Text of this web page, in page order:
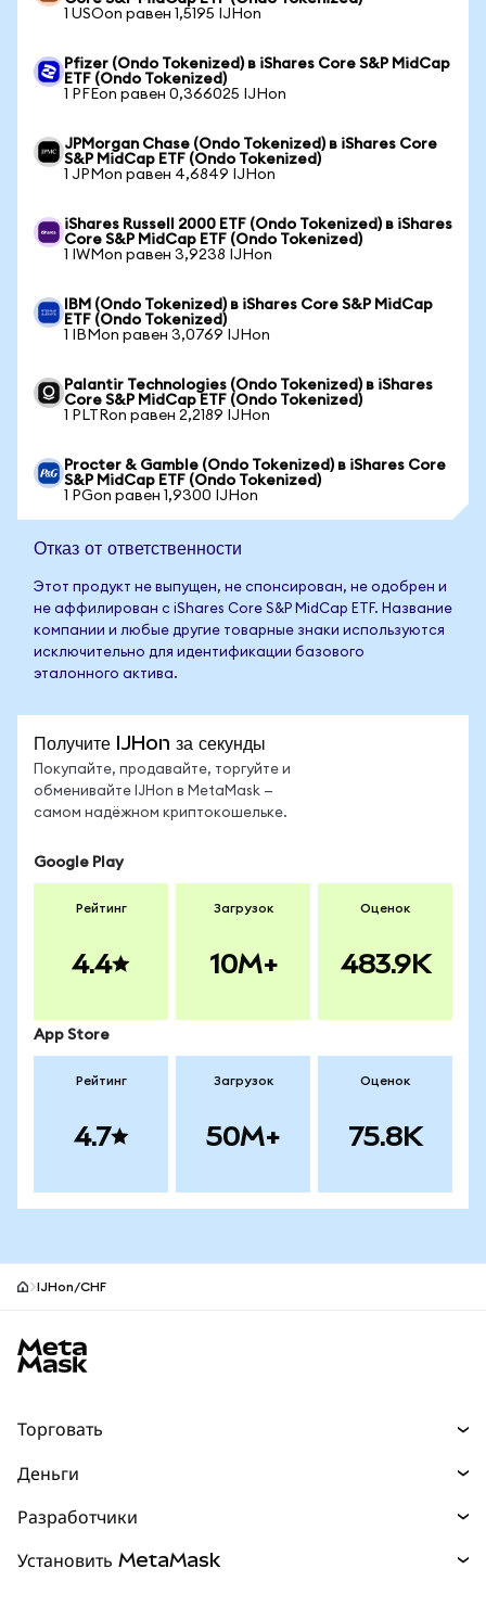
1 USOon равен 1,5195 IJHon
Pfizer (Ondo Tokenized) в iShares Core S&P MidCap
ETF (Ondo Tokenized)
1 PFEon равен 0,366025 IJHon
JPMorgan Chase (Ondo Tokenized) в iShares Core
S&P MidCap ETF (Ondo Tokenized)
1 JPMon равен 4,6849 IJHon
iShares Russell 2000 ETF (Ondo Tokenized) в iShares
Core S&P MidCap ETF (Ondo Tokenized)
1 IWMon равен 3,9238 IJHon
IBM (Ondo Tokenized) в iShares Core S&P MidCap
ETF (Ondo Tokenized)
1 IBMon равен 3,0769 IJHon
Palantir Technologies (Ondo Tokenized) в iShares
Core S&P MidCap ETF (Ondo Tokenized)
1 PLTRon равен 2,2189 IJHon
Procter & Gamble (Ondo Tokenized) в iShares Core
S&P MidCap ETF (Ondo Tokenized)
1 PGon равен 1,9300 IJHon
Отказ от ответственности
Этот продукт не выпущен, не спонсирован, не одобрен и
не аффилирован с iShares Core S&P MidCap ETF. Название
компании и любые другие товарные знаки используются
исключительно для идентификации базового
эталонного актива.
Получите IJHon за секунды
Покупайте, продавайте, торгуйте и
обменивайте IJHon в MetaMask —
самом надёжном криптокошельке.
Google Play
Рейтинг
4.4
Загрузок
10M+
Оценок
483.9K
App Store
Рейтинг
4.7
Загрузок
50M+
Оценок
75.8K
IJHon/CHF
Торговать
Прогнозы
Перпы НОВИНКА
Деньги
mUSD
Разработчики
Установить MetaMask